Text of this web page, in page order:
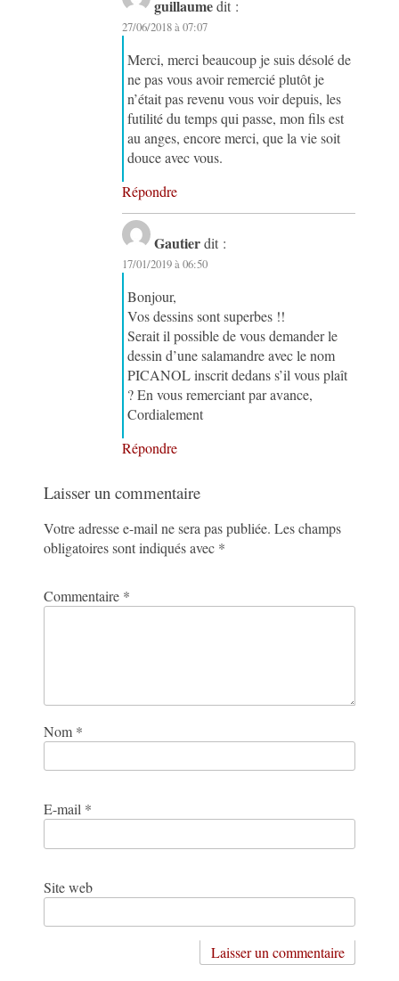
guillaume dit :
27/06/2018 à 07:07
Merci, merci beaucoup je suis désolé de
ne pas vous avoir remercié plutôt je
n’était pas revenu vous voir depuis, les
futilité du temps qui passe, mon fils est
au anges, encore merci, que la vie soit
douce avec vous.
Répondre
Gautier dit :
17/01/2019 à 06:50
Bonjour,
Vos dessins sont superbes !!
Serait il possible de vous demander le
dessin d’une salamandre avec le nom
PICANOL inscrit dedans s’il vous plaît
? En vous remerciant par avance,
Cordialement
Répondre
Laisser un commentaire
Votre adresse e-mail ne sera pas publiée. Les champs
obligatoires sont indiqués avec *
Commentaire *
Nom *
E-mail *
Site web